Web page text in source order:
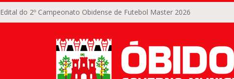
Edital do 2º Campeonato Obidense de Futebol Master 2026